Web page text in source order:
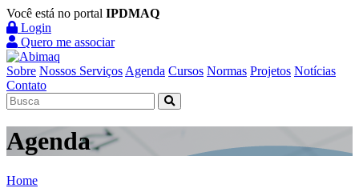
Você está no portal IPDMAQ
Login
Quero me associar
Sobre Nossos Serviços Agenda Cursos Normas Projetos Notícias
Contato
Agenda
Home